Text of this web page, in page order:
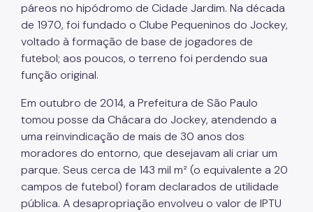
páreos no hipódromo de Cidade Jardim. Na década
de 1970, foi fundado o Clube Pequeninos do Jockey,
voltado à formação de base de jogadores de
futebol; aos poucos, o terreno foi perdendo sua
função original.
Em outubro de 2014, a Prefeitura de São Paulo
tomou posse da Chácara do Jockey, atendendo a
uma reinvindicação de mais de 30 anos dos
moradores do entorno, que desejavam ali criar um
parque. Seus cerca de 143 mil m² (o equivalente a 20
campos de futebol) foram declarados de utilidade
pública. A desapropriação envolveu o valor de IPTU